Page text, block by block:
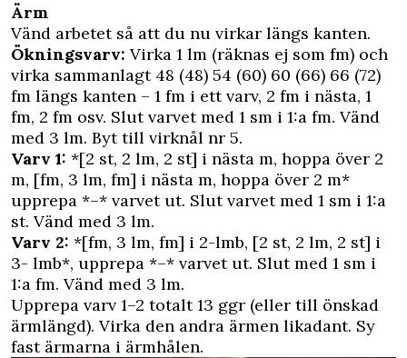
Ärm
Vänd arbetet så att du nu virkar längs kanten.
Ökningsvarv: Virka 1 lm (räknas ej som fm) och
virka sammanlagt 48 (48) 54 (60) 60 (66) 66 (72)
fm längs kanten – 1 fm i ett varv, 2 fm i nästa, 1
fm, 2 fm osv. Slut varvet med 1 sm i 1:a fm. Vänd
med 3 lm. Byt till virknål nr 5.
Varv 1: *[2 st, 2 lm, 2 st] i nästa m, hoppa över 2
m, [fm, 3 lm, fm] i nästa m, hoppa över 2 m*
upprepa *–* varvet ut. Slut varvet med 1 sm i 1:a
st. Vänd med 3 lm.
Varv 2: *[fm, 3 lm, fm] i 2-lmb, [2 st, 2 lm, 2 st] i
3- lmb*, upprepa *–* varvet ut. Slut med 1 sm i
1:a fm. Vänd med 3 lm.
Upprepa varv 1–2 totalt 13 ggr (eller till önskad
ärmlängd). Virka den andra ärmen likadant. Sy
fast ärmarna i ärmhålen.